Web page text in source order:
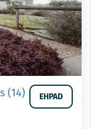
(14) EHPAD